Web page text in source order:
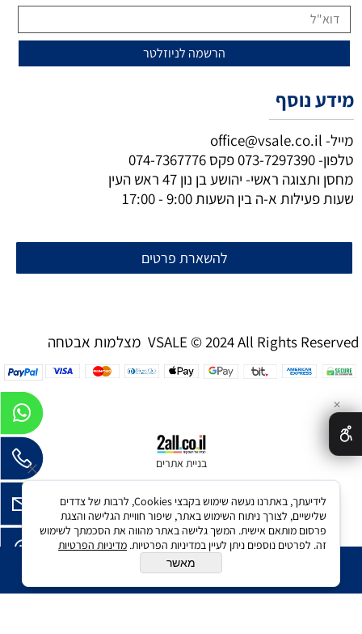
הוסף לסל
מידע נוסף
מייל- office@vsale.co.il
טלפון-073-7297390פקס 074-7367776
מחסן ותצוגה ראשי- יהושע בן נון 47 ראש העין
שעות פעילות א-ה בין השעות 9:00 - 17:00
להשארת פרטים
מצלמות אבטחה VSALE © 2024 All Rights Reserved
בניית אתרים
✕
לידיעתך, באתרנו נעשה שימוש בקבצי Cookies, לרבות של צדדים
שלישיים, לצורך ניתוח השימוש באתר, שיפור חוויית הגלישה והצגת
פרסום מותאם אישית. המשך גלישה באתר מהווה את הסכמתך לשימוש
זה. לפרטים נוספים ניתן לעיין במדיניות הפרטיות. מדיניות הפרטיות
מאשר